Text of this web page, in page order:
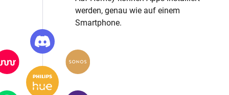
werden, genau wie auf einem
Smartphone.